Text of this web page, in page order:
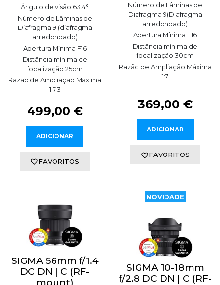
Ângulo de visão 63.4°
Número de Lâminas de
Diafragma 9 (diafragma
arredondado)
Abertura Mínima F16
Distância mínima de
focalização 25cm
Razão de Ampliação Máxima
1:7.3
499,00 €
ADICIONAR
FAVORITOS
Número de Lâminas de
Diafragma 9(Diafragma
arredondado)
Abertura Mínima F16
Distância mínima de
focalização 30cm
Razão de Ampliação Máxima
1:7
369,00 €
ADICIONAR
FAVORITOS
SIGMA 56mm f/1.4
DC DN | C (RF-
mount)
NOVIDADE
SIGMA 10-18mm
f/2.8 DC DN | C (RF-